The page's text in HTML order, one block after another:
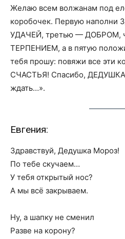
Желаю всем волжанам под
коробочек. Первую
УДАЧЕЙ, третью — ДОБРОМ,
ТЕРПЕНИЕМ, а в пятую
тебя прошу: повяжи все эти
СЧАСТЬЯ! Спасибо,
ждать…».
Евгения:
Здравствуй, Дедушка Мороз!
По тебе скучаем…
У тебя открытый нос?
А мы всё закрываем.
Ну, а шапку не сменил
Разве на корону?